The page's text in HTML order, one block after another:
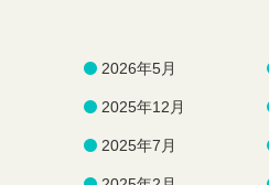
2026年5月
2025年12月
2025年7月